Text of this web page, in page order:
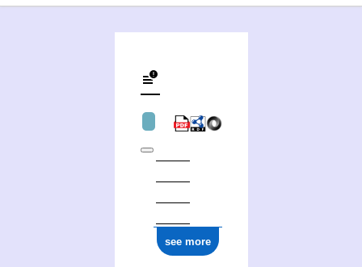
see more